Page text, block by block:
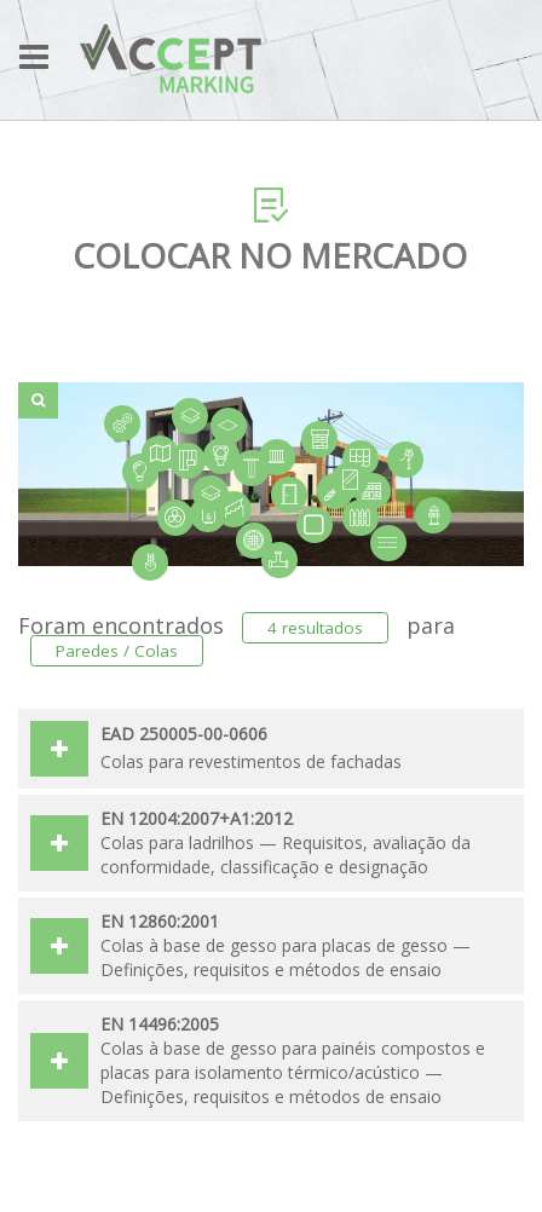
COLOCAR NO MERCADO
Foram encontrados 4 resultados para
Paredes / Colas
EAD 250005-00-0606
Colas para revestimentos de fachadas
EN 12004:2007+A1:2012
Colas para ladrilhos — Requisitos, avaliação da
conformidade, classificação e designação
EN 12860:2001
Colas à base de gesso para placas de gesso —
Definições, requisitos e métodos de ensaio
EN 14496:2005
Colas à base de gesso para painéis compostos e
placas para isolamento térmico/acústico —
Definições, requisitos e métodos de ensaio